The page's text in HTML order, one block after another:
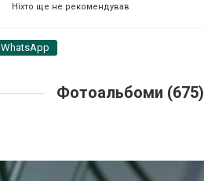
Ніхто ще не рекомендував
WhatsApp
Фотоальбоми (675)